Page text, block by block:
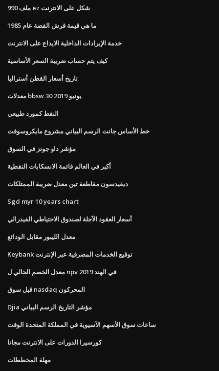
ملف 990 ez شكل على الانترنت
ما هي قيمة قرش الفضة عام 1985
خدمة الإيرادات الداخلية الايداع على الانترنت
كيف يتم حساب ضريبة السعر الأساسية
تاريخ أسعار القطن أستراليا
معدلات bbsw 30 يونيو 2019
النفط كمورد طبيعي
خط الأساس جانت الرسم البياني مشروع مايكروسوفت
مؤشر داو جونز في السوق
أكبر في العالم قائمة الانسكابات النفطية
ديفيدسون مقاطعة تين معدل ضريبة الممتلكات
Sgd myr 10 years chart
أسعار العقود الآجلة لصندوق الاحتياطي الفيدرالي
معدل الليبور مقابل الودائع
Keybank توقيع الخدمات المصرفية عبر الإنترنت
معدل الخصم الحالي ل npv 2019 في الهند
قبل سوق nasdaq المحركون
Djia مؤشر التاريخ الرسم البياني
ساعات سوق الأسهم الآسيوية في المملكة المتحدة الوقت
كورسيرا الدورات على الانترنت مجانا
مهلة المخططات